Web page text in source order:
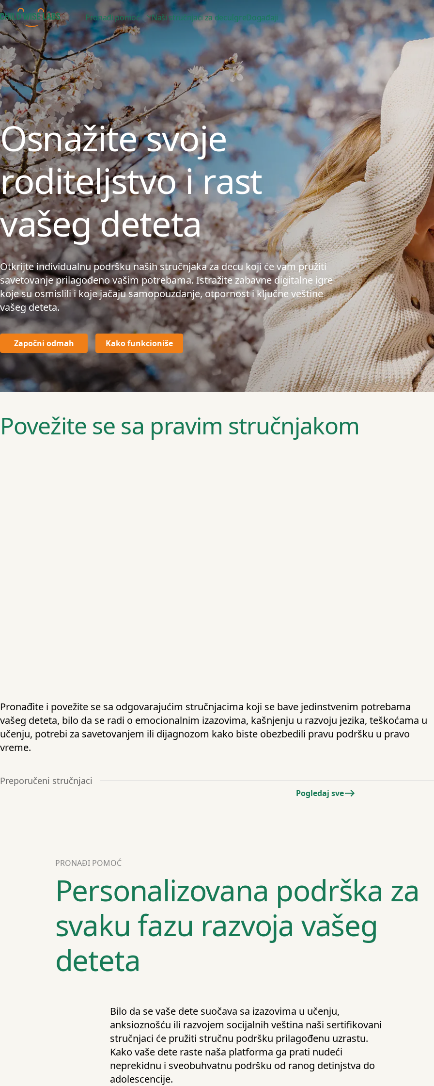
Pronađi pomoć Naši stručnjaci za decuIgreDogađaji
Osnažite svoje
roditeljstvo i rast
vašeg deteta
Otkrijte individualnu podršku naših stručnjaka za decu koji će vam pružiti
savetovanje prilagođeno vašim potrebama. Istražite zabavne digitalne igre
koje su osmislili i koje jačaju samopouzdanje, otpornost i ključne veštine
vašeg deteta.
Započni odmah Kako funkcioniše
Povežite se sa pravim stručnjakom
Pronađite i povežite se sa odgovarajućim stručnjacima koji se bave jedinstvenim potrebama
vašeg deteta, bilo da se radi o emocionalnim izazovima, kašnjenju u razvoju jezika, teškoćama u
učenju, potrebi za savetovanjem ili dijagnozom kako biste obezbedili pravu podršku u pravo
vreme.
Preporučeni stručnjaci
Pogledaj sve
PRONAĐI POMOĆ
Personalizovana podrška za
svaku fazu razvoja vašeg
deteta
Bilo da se vaše dete suočava sa izazovima u učenju,
anksioznošću ili razvojem socijalnih veština naši sertifikovani
stručnjaci će pružiti stručnu podršku prilagođenu uzrastu.
Kako vaše dete raste naša platforma ga prati nudeći
neprekidnu i sveobuhvatnu podršku od ranog detinjstva do
adolescencije.